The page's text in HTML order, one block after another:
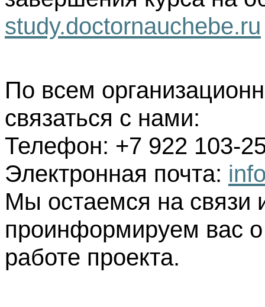
study.doctornauchebe.ru
По всем
связаться с нами:
Телефон: +7 922 103-
Электронная почта:
Мы остаемся на связи
проинформируем вас
работе проекта.